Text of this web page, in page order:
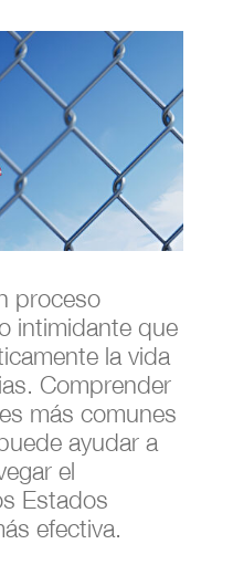
proceso
intimidante que
la vida
Comprender
más comunes
ayudar a
el
Estados
efectiva.